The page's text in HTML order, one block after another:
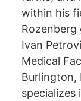
within his
Ivan
Medical
Burlington,
specializes